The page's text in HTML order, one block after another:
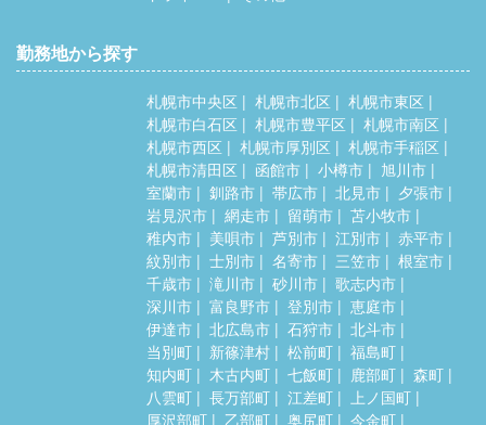
勤務地から探す
札幌市中央区 札幌市北区
札幌市東区
札幌市白石区
札幌市豊平区
札幌市南区
札幌市西区
札幌市厚別区
札幌市手稲区
札幌市清田区
函館市 小樽市
旭川市
室蘭市
釧路市 帯広市 北見市
夕張市
岩見沢市
網走市 留萌市
苫小牧市
稚内市
美唄市 芦別市 江別市
赤平市
紋別市
士別市 名寄市 三笠市
根室市
千歳市
滝川市 砂川市
歌志内市
深川市
富良野市 登別市
恵庭市
伊達市
北広島市 石狩市
北斗市
当別町
新篠津村 松前町
福島町
知内町
木古内町 七飯町 鹿部町
森町
八雲町
長万部町 江差町
上ノ国町
厚沢部町
乙部町 奥尻町
今金町